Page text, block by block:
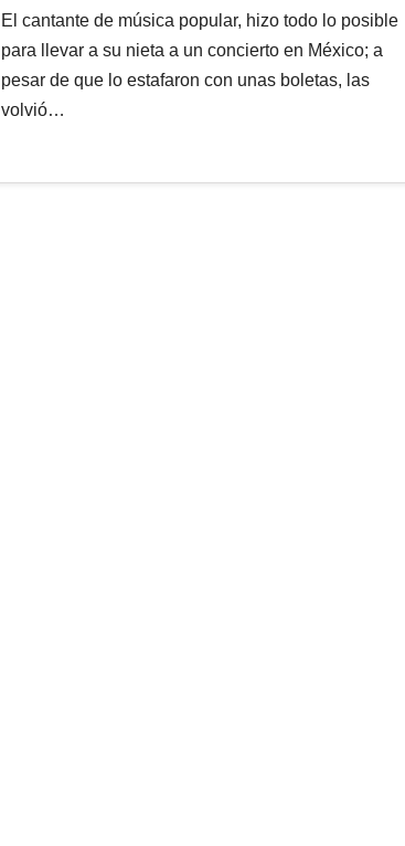
El cantante de música popular, hizo todo lo posible
para llevar a su nieta a un concierto en México; a
pesar de que lo estafaron con unas boletas, las
volvió…